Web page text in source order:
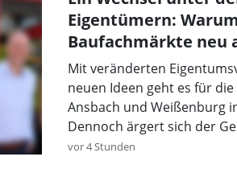
Eigentümern:
Baufachmärkte neu
Mit veränderten
neuen Ideen geht es für
Ansbach und Weißenburg
Dennoch ärgert sich der
vor 4 Stunden